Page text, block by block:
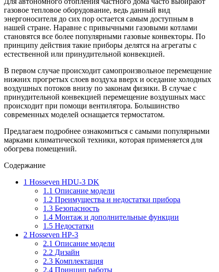
газовое тепловое оборудование, ведь данный вид
энергоносителя до сих пор остается самым доступным в
нашей стране. Наравне с привычными газовыми котлами
становятся все более популярными газовые конвекторы. По
принципу действия такие приборы делятся на агрегаты с
естественной или принудительной конвекцией.
В первом случае происходит самопроизвольное перемещение
нижних прогретых слоев воздуха вверх и оседание холодных
воздушных потоков внизу по законам физики. В случае с
принудительной конвекцией перемещение воздушных масс
происходит при помощи вентилятора. Большинство
современных моделей оснащается термостатом.
Предлагаем подробнее ознакомиться с самыми популярными
марками климатической техники, которая применяется для
обогрева помещений.
Содержание
1 Hosseven HDU-3 DK
1.1 Описание модели
1.2 Преимущества и недостатки прибора
1.3 Безопасность
1.4 Монтаж и дополнительные функции
1.5 Недостатки
2 Hosseven HP-3
2.1 Описание модели
2.2 Дизайн
2.3 Комплектация
2.4 Принцип работы